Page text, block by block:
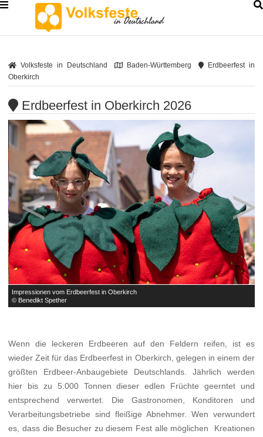
Volksfeste in Deutschland Baden-Württemberg
Erdbeerfest in
Oberkirch
Erdbeerfest in Oberkirch 2026
Impressionen vom Erdbeerfest in Oberkirch
© Benedikt Spether
< >
Wenn die leckeren Erdbeeren auf den Feldern reifen, ist es
wieder Zeit für das Erdbeerfest in Oberkirch, gelegen in einem der
größten Erdbeer-Anbaugebiete Deutschlands. Jährlich werden
hier bis zu 5.000 Tonnen dieser edlen Früchte geerntet und
entsprechend verwertet. Die Gastronomen, Konditoren und
Verarbeitungsbetriebe sind fleißige Abnehmer. Wen verwundert
es, dass die Besucher zu diesem Fest alle möglichen Kreationen